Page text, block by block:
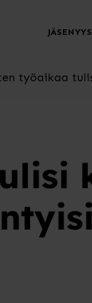
JÄSENYYS
työaikaa